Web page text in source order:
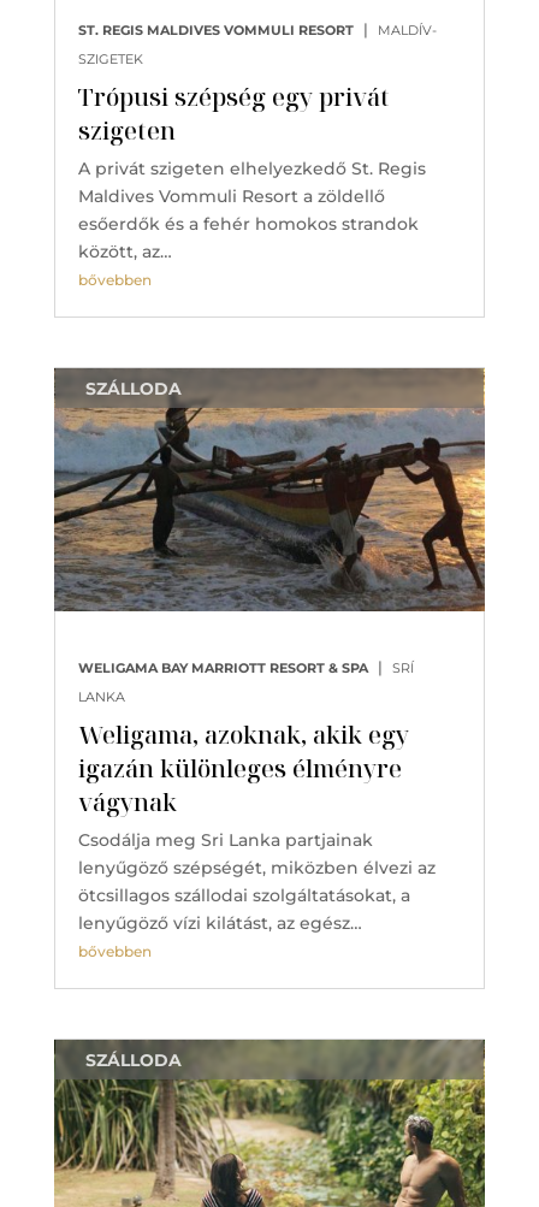
Trópusi szépség egy privát
szigeten
ST. REGIS MALDIVES VOMMULI RESORT |
MALDÍV-
SZIGETEK
A privát szigeten elhelyezkedő St. Regis
Maldives Vommuli Resort a zöldellő
esőerdők és a fehér homokos strandok
között, az…
bővebben
Weligama, azoknak, akik egy
igazán különleges élményre
vágynak
WELIGAMA BAY MARRIOTT RESORT & SPA |
SRÍ
LANKA
SZÁLLODA
Csodálja meg Sri Lanka partjainak
lenyűgöző szépségét, miközben élvezi az
ötcsillagos szállodai szolgáltatásokat, a
lenyűgöző vízi kilátást, az egész…
bővebben
SZÁLLODA